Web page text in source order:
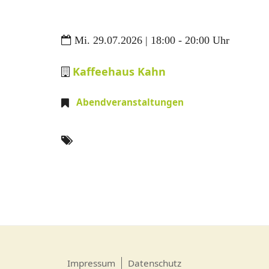
Mi. 29.07.2026 | 18:00 - 20:00 Uhr
Kaffeehaus Kahn
Abendveranstaltungen
Impressum
Datenschutz